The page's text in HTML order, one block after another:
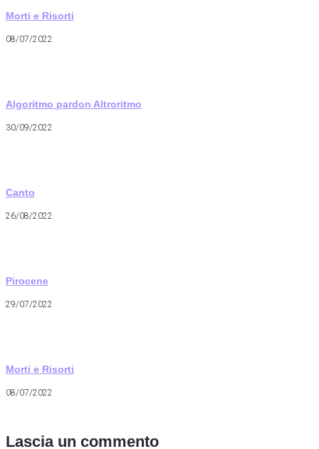
Morti e Risorti
08/07/2022
Algoritmo pardon Altroritmo
30/09/2022
Canto
26/08/2022
Pirocene
29/07/2022
Morti e Risorti
08/07/2022
Lascia un commento